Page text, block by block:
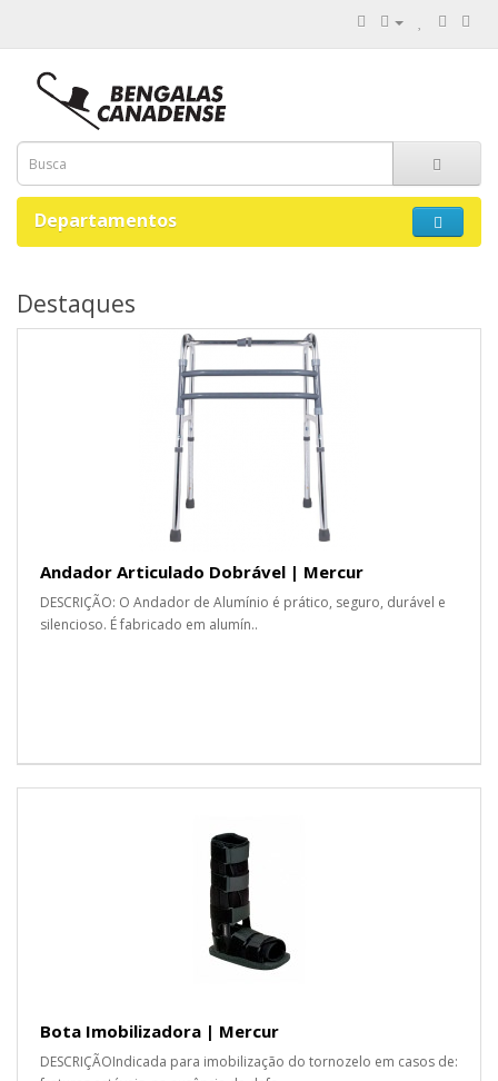
Departamentos
Destaques
Andador Articulado Dobrável | Mercur
DESCRIÇÃO: O Andador de Alumínio é prático, seguro, durável e
silencioso. É fabricado em alumín..
Bota Imobilizadora | Mercur
DESCRIÇÃOIndicada para imobilização do tornozelo em casos de: